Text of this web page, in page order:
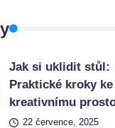
Jak si uklidit stůl:
Praktické kroky ke
kreativnímu
22 července, 2025